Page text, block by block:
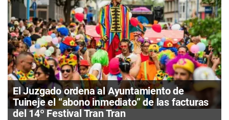
El Juzgado ordena al Ayuntamiento de
Tuineje el “abono inmediato” de las facturas
del 14º Festival Tran Tran